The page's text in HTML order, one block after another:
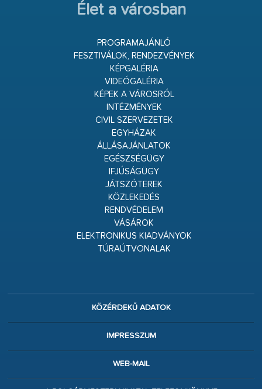
Élet a városban
PROGRAMAJÁNLÓ
FESZTIVÁLOK, RENDEZVÉNYEK
KÉPGALÉRIA
VIDEÓGALÉRIA
KÉPEK A VÁROSRÓL
INTÉZMÉNYEK
CIVIL SZERVEZETEK
EGYHÁZAK
ÁLLÁSAJÁNLATOK
EGÉSZSÉGÜGY
IFJÚSÁGÜGY
JÁTSZÓTEREK
KÖZLEKEDÉS
RENDVÉDELEM
VÁSÁROK
ELEKTRONIKUS KIADVÁNYOK
TÚRAÚTVONALAK
KÖZÉRDEKŰ ADATOK
IMPRESSZUM
WEB-MAIL